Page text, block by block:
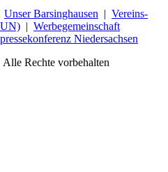
Unser Barsinghausen | Vereins-
| Werbegemeinschaft
Niedersachsen
Rechte vorbehalten